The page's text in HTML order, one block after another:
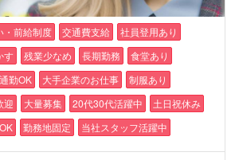
・前給制度 交通費支給
社員登用あり
す 残業少なめ 長期勤務
食堂あり
勤OK 大手企業のお仕事
制服あり
迎 大量募集 20代30代活躍中
土日祝休み
勤務地固定 当社スタッフ活躍中